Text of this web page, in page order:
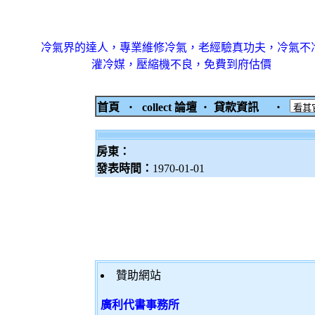
冷氣界的達人，專業維修冷氣，老經驗真功夫，冷氣不
灌冷媒，壓縮機不良，免費到府估價
首頁 ‧ collect 論壇 ‧ 貸款資訊 ‧
房東：
發表時間： 1970-01-01
贊助網站
廣利代書事務所